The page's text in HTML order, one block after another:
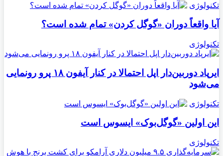
تکنولوژی
آیا واقعاً دوران «گوگل کردن» تمام شده است؟
تکنولوژی
ایرپاد دوربین‌دار اپل احتمالا در کنار آیفون ۱۸ پرو رونمایی
می‌شود
تکنولوژی
این اولین «گوگل‌بوک» ایسوس است
تکنولوژی